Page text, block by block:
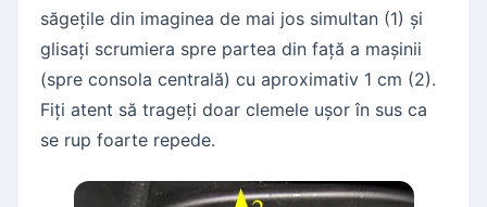
săgețile din imaginea de mai jos simultan (1) și
glisați scrumiera spre partea din față a mașinii
(spre consola centrală) cu aproximativ 1 cm (2).
Fiți atent să trageți doar clemele ușor în sus ca
se rup foarte repede.